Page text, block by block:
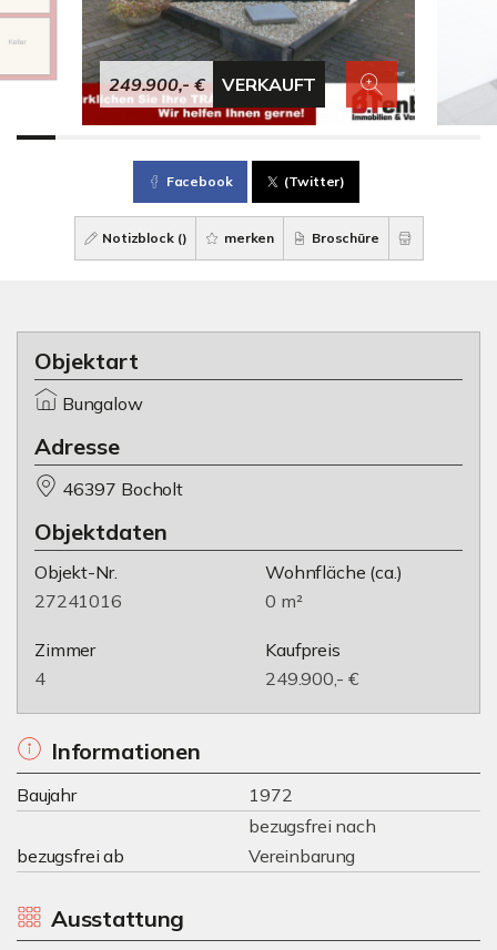
249.900,- € VERKAUFT
Facebook (Twitter)
Notizblock () merken Broschüre
Objektart
Bungalow
Adresse
46397 Bocholt
Objektdaten
Objekt-Nr.
27241016
Wohnfläche (ca.)
0 m²
Zimmer
4
Kaufpreis
249.900,- €
Informationen
Baujahr 1972
bezugsfrei ab
bezugsfrei nach
Vereinbarung
Ausstattung